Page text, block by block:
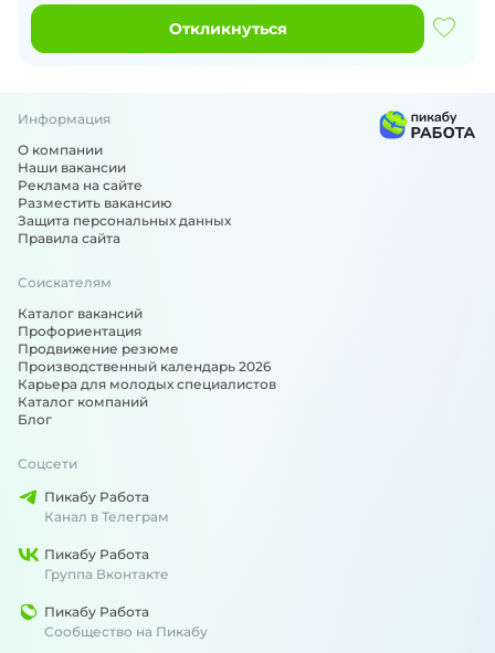
Откликнуться
Информация
О компании
Наши вакансии
Реклама на сайте
Разместить вакансию
Защита персональных данных
Правила сайта
Соискателям
Каталог вакансий
Профориентация
Продвижение резюме
Производственный календарь 2026
Карьера для молодых специалистов
Каталог компаний
Блог
Соцсети
Пикабу Работа
Канал в Телеграм
Пикабу Работа
Группа Вконтакте
Пикабу Работа
Сообщество на Пикабу